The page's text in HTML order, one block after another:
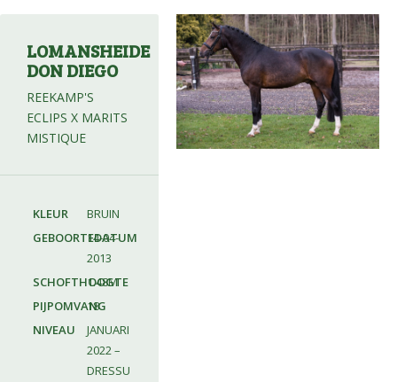
LOMANSHEIDE
DON DIEGO
REEKAMP'S
ECLIPS X MARITS
MISTIQUE
KLEUR
BRUIN
GEBOORTEDATUM
14-04-
2013
SCHOFTHOOGTE
1.48M
PIJPOMVANG
18
NIVEAU
JANUARI
2022 –
DRESSU